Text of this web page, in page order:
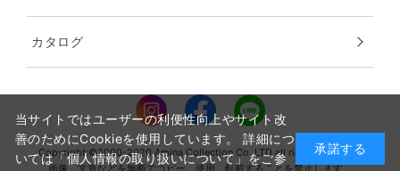
カタログ
Copyright:©2000-2020 Amina Collection Co.,LTD all rights reserved.
画像、文章などを無断でコピー、使用、転載することを禁止します。
当サイトではユーザーの利便性向上やサイト改
善のためにCookieを使用しています。 詳細につ
いては「個人情報の取り扱いについて」をご参
承諾する